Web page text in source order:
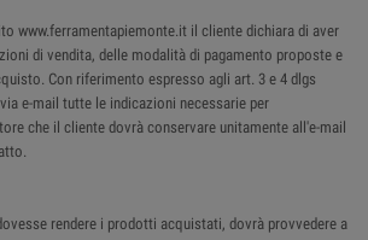
www.ferramentapiemonte.it il cliente dichiara di aver
di vendita, delle modalità di pagamento proposte e
Con riferimento espresso agli art. 3 e 4 dlgs
e-mail tutte le indicazioni necessarie per
che il cliente dovrà conservare unitamente all'e-mail
rendere i prodotti acquistati, dovrà provvedere a